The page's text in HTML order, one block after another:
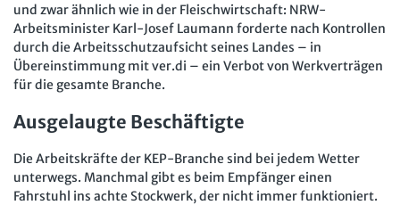
und zwar ähnlich wie in der Fleischwirtschaft: NRW-
Arbeitsminister Karl-Josef Laumann forderte nach Kontrollen
durch die Arbeitsschutzaufsicht seines Landes – in
Übereinstimmung mit ver.di – ein Verbot von Werkverträgen
für die gesamte Branche.
Ausgelaugte Beschäftigte
Die Arbeitskräfte der KEP-Branche sind bei jedem Wetter
unterwegs. Manchmal gibt es beim Empfänger einen
Fahrstuhl ins achte Stockwerk, der nicht immer funktioniert.